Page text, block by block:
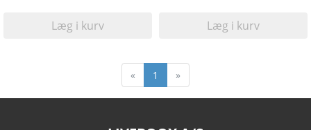
Læg i kurv Læg i kurv
« 1 »